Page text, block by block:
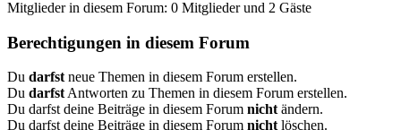
Mitglieder in diesem Forum: 0 Mitglieder und 2 Gäste
Berechtigungen in diesem Forum
Du darfstneue Themen in diesem Forum erstellen.
Du darfstAntworten zu Themen in diesem Forum erstellen.
Du darfst deine Beiträge in diesem Forum nichtändern.
Du darfst deine Beiträge in diesem Forum nichtlöschen.